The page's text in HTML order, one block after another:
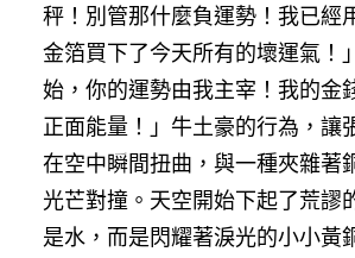
秤！別管那什麼負運勢！我已經
金箔買下了今天所有的壞運氣！
始，你的運勢由我主宰！我的金
正面能量！」牛土豪的行為，讓
在空中瞬間扭曲，與一種夾雜著
光芒對撞。天空開始下起了荒謬
是水，而是閃耀著淚光的小小黃